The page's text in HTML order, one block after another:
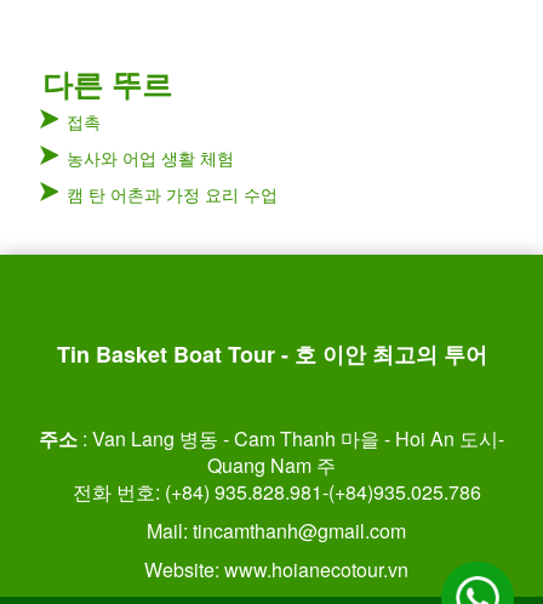
다른 뚜르
접촉
농사와 어업 생활 체험
캠 탄 어촌과 가정 요리 수업
Tin Basket Boat Tour - 호 이안 최고의 투어
주소 : Van Lang 병동 - Cam Thanh 마을 - Hoi An 도시-
Quang Nam 주
전화 번호: (+84) 935.828.981-(+84)935.025.786
Mail: tincamthanh@gmail.com
Website: www.hoianecotour.vn